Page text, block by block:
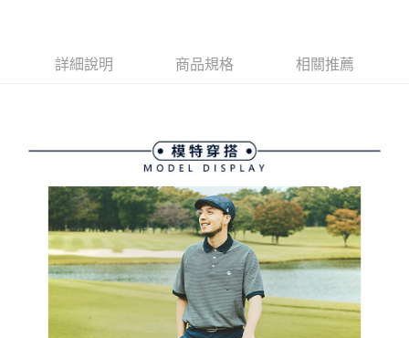
1.分期款項不併入電信帳單，「大哥付你分期」於每月結算日後寄送繳費提
醒簡訊。
1.本服務係由「台灣大哥大股份有限公司」（以下簡稱本公司）所提供，讓
用戶於交易時，得透過本服務購買商品或服務，並由商店將買賣／分期付款
買賣價金債權讓與本公司後，依約使用本公司帳單繳交帳款。
2.基於同意付款使用「大哥付你分期」之契約關係目的，商店將以您的個人
資料（包含姓名、電話或地址）提供予台灣大哥大進項蒐集、處理及利用，
由本公司與您本人進行分期帳單所需資料之確認、核對及更正。
3.完整用戶服務條款，請詳閱以下連結：https://oppay.tw/userRule
【「AFTEE先享後付」結帳流程】
ATM／網路銀行／等多元方式進行付款，方視為交易完成。
※ 請注意：結帳手續完成當下不需立刻繳費，但若您需要取消訂單，請聯絡
後付繳納相關費用。
※ 交易是否成功請以「AFTEE先享後付 」之結帳頁面顯示為準，若有關於
是否繳費成功／繳費後需取消欲退款等相關疑問，請聯繫「AFTEE先享後付
客戶支援中心」https://netprotections.freshdesk.com/support/home
【注意事項】
１．透過由恩沛科技股份有限公司提供之「AFTEE先享後付」服務完成之交
易，需依本服務之必要範圍內提供個人資料，並將交易相關給付款項請求債
權轉讓予恩沛科技股份有限公司。
萊爾富取貨付款
付款後萊爾富取貨
免運費
7-11取貨付款
詳細說明 商品規格 相關推薦